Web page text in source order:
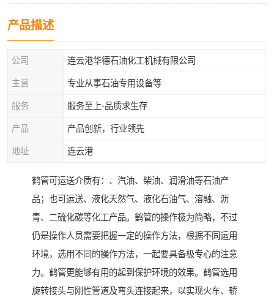
产品描述
公司 连云港华德石油化工机械有限公司
主营 专业从事石油专用设备等
服务 服务至上-品质求生存
产品 产品创新，行业领先
地址 连云港
鹤管可运送介质有：、汽油、柴油、润滑油等石油产
品；也可运送、液化天然气、液化石油气、溶融、沥
青、二硫化碳等化工产品。鹤管的操作极为简略，不过
仍是操作人员需要把握一定的操作方法，根据不同运用
环境，选用不同的操作方法，一起要具备极专心的注意
力。鹤管更能够有用的起到保护环境的效果。鹤管选用
旋转接头与刚性管道及弯头连接起来，以实现火车、轿